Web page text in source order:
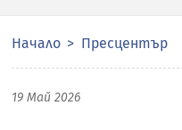
Начало Пресцентър
19 Май 2026